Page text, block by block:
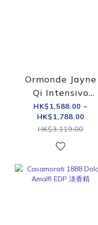
Ormonde Jayne
Qi Intensivo
Parfum 香精
HK$1,588.00 ~
HK$1,788.00
HK$3,119.00